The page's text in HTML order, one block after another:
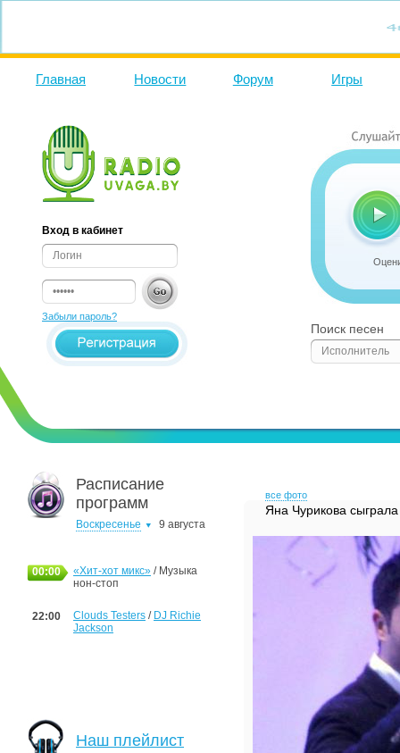
Главная Новости Форум Игры
Вход в кабинет
Забыли пароль?
Расписание
программ
Воскресенье 9 августа
00:00 «Хит-хот микс» / Музыка
нон-стоп
22:00 Clouds Testers / DJ Richie
Jackson
Наш плейлист
Поиск песен
все фото
Яна Чурикова